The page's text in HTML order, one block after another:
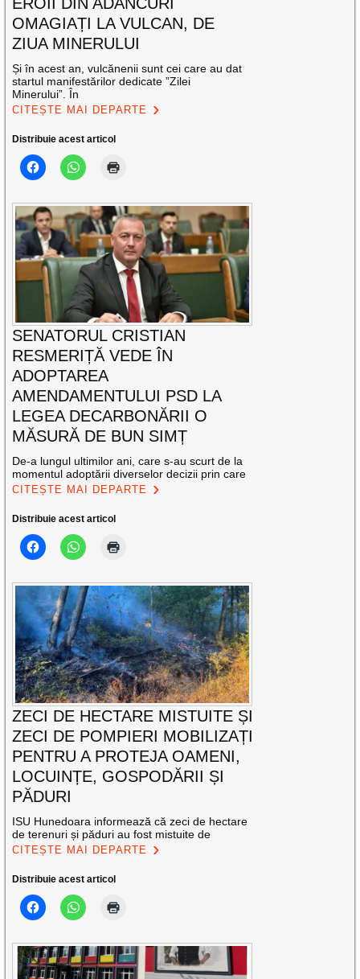
OMAGIAȚI LA VULCAN, DE
ZIUA MINERULUI
Și în acest an, vulcănenii sunt cei care au dat
startul manifestărilor dedicate ”Zilei
Minerului”. În
CITEȘTE MAI DEPARTE
Distribuie acest articol
SENATORUL CRISTIAN
RESMERIȚĂ VEDE ÎN
ADOPTAREA
AMENDAMENTULUI PSD LA
LEGEA DECARBONĂRII O
MĂSURĂ DE BUN SIMȚ
De-a lungul ultimilor ani, care s-au scurt de la
momentul adoptării diverselor decizii prin care
CITEȘTE MAI DEPARTE
Distribuie acest articol
ZECI DE HECTARE MISTUITE ȘI
ZECI DE POMPIERI MOBILIZAȚI
PENTRU A PROTEJA OAMENI,
LOCUINȚE, GOSPODĂRII ȘI
PĂDURI
ISU Hunedoara informează că zeci de hectare
de terenuri și păduri au fost mistuite de
CITEȘTE MAI DEPARTE
Distribuie acest articol